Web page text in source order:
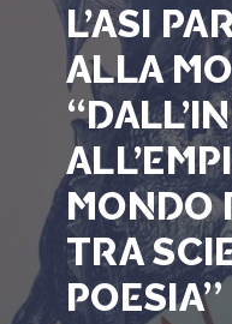
L’ASI
ALLA
MONDO
TRA
POESIA”